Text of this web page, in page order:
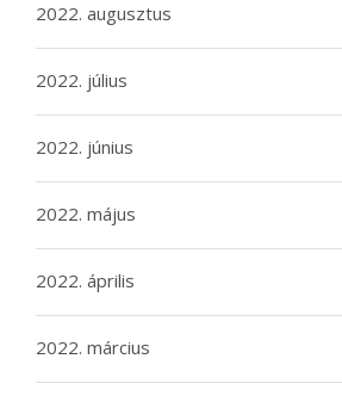
2022. augusztus
2022. július
2022. június
2022. május
2022. április
2022. március